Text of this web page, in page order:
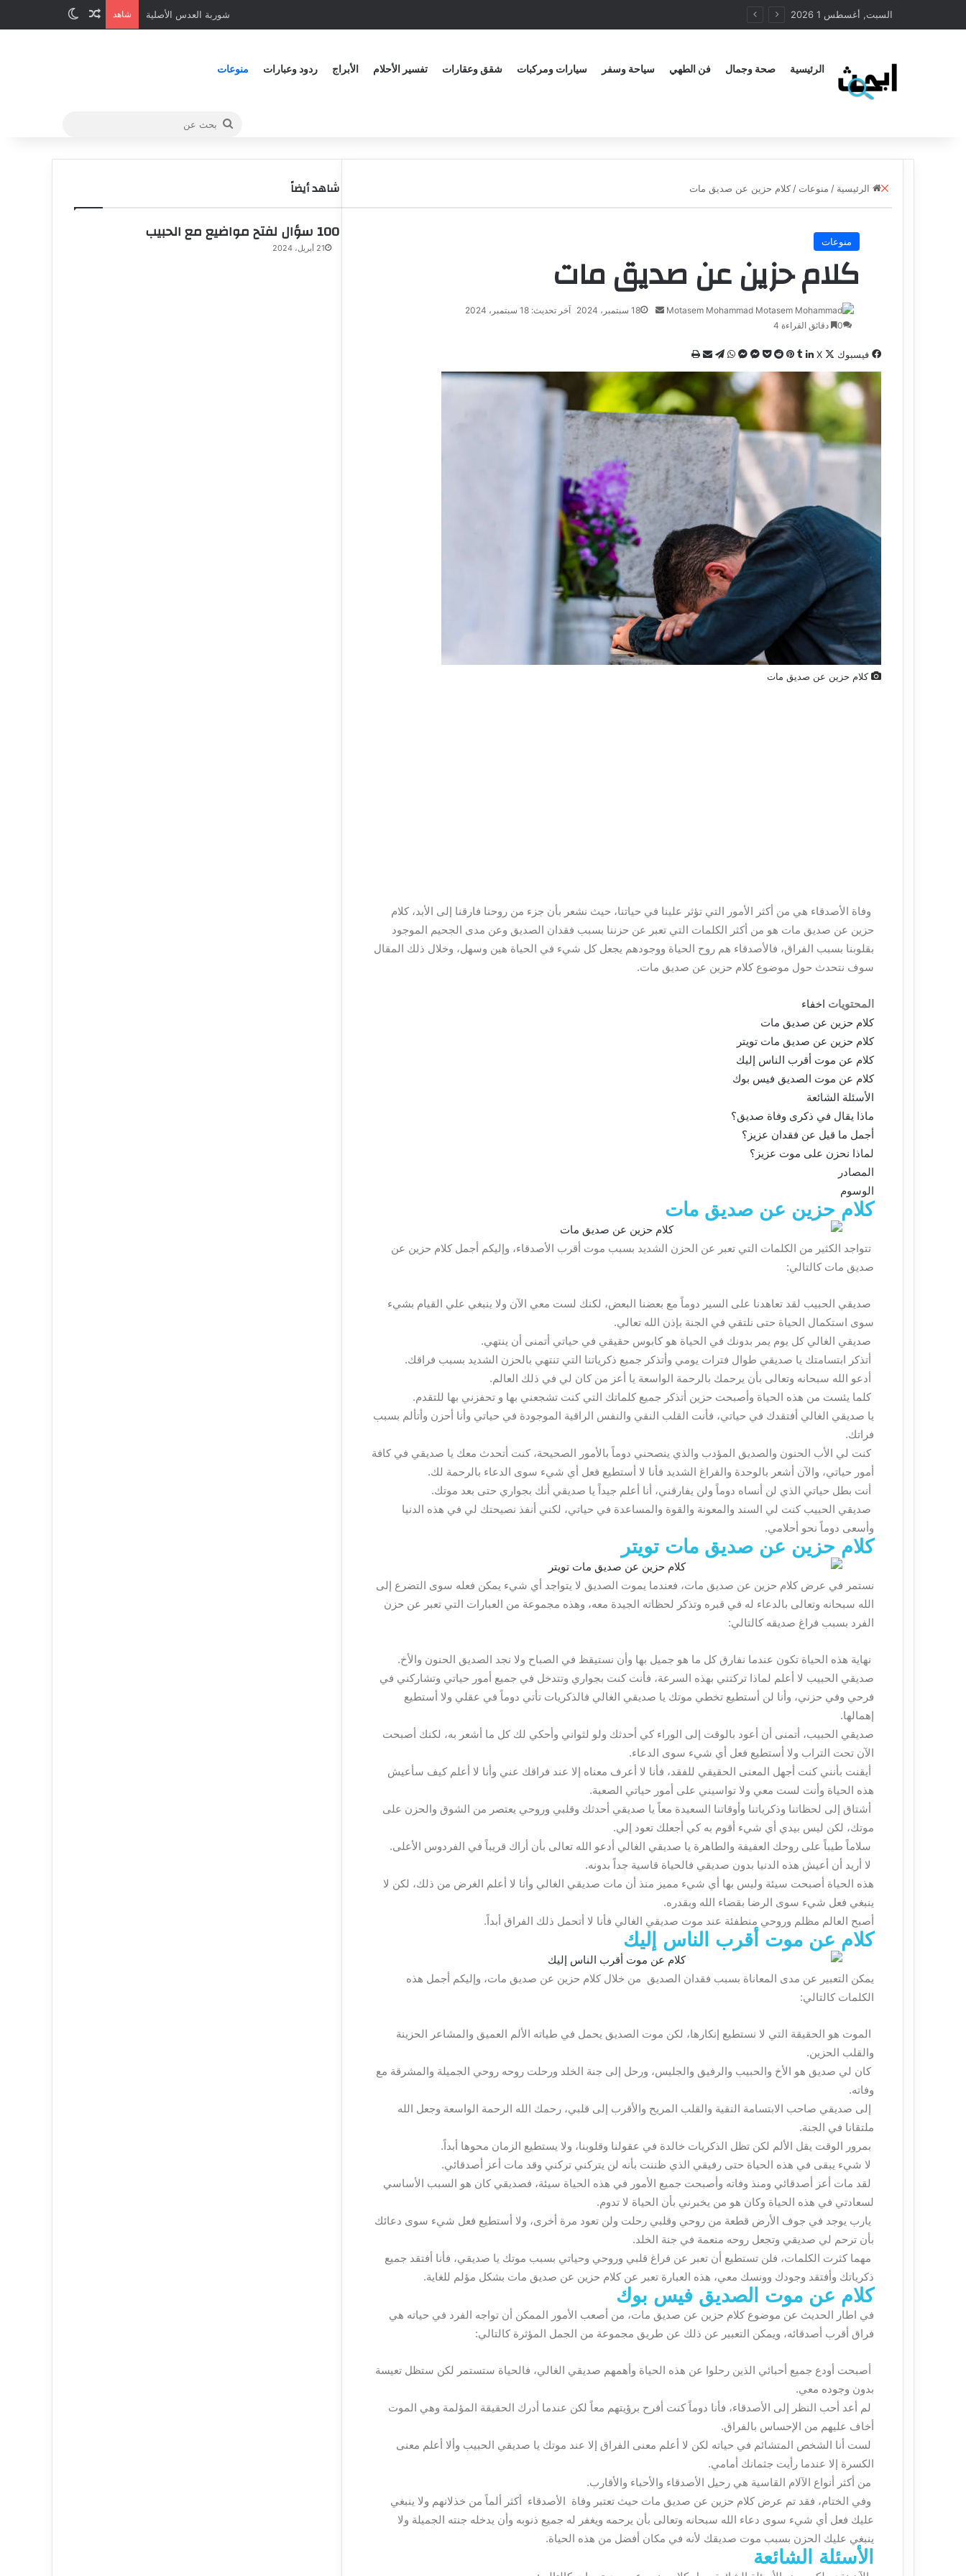
السبت, أغسطس 1 2026 شاهد شوربة العدس الأصلية
الرئيسية صحة وجمال فن الطهي سياحة وسفر سيارات ومركبات شقق وعقارات تفسير الأحلام الأبراج ردود وعبارات منوعات
الرئيسية / منوعات / كلام حزين عن صديق مات
منوعات
كلام حزين عن صديق مات
Motasem Mohammad 18 سبتمبر، 2024
آخر تحديث: 18 سبتمبر، 2024
0
دقائق القراءة 4
فيسبوك X
كلام حزين عن صديق مات
وفاة الأصدقاء هي من أكثر الأمور التي تؤثر علينا في حياتنا، حيث نشعر بأن جزء من روحنا فارقنا إلى الأبد، كلام
حزين عن صديق مات هو من أكثر الكلمات التي تعبر عن حزننا بسبب فقدان الصديق وعن مدى الجحيم الموجود
بقلوبنا بسبب الفراق، فالأصدقاء هم روح الحياة ووجودهم يجعل كل شيء في الحياة هين وسهل، وخلال ذلك المقال
سوف نتحدث حول موضوع كلام حزين عن صديق مات.
المحتويات اخفاء
كلام حزين عن صديق مات
كلام حزين عن صديق مات تويتر
كلام عن موت أقرب الناس إليك
كلام عن موت الصديق فيس بوك
الأسئلة الشائعة
ماذا يقال في ذكرى وفاة صديق؟
أجمل ما قيل عن فقدان عزيز؟
لماذا نحزن على موت عزيز؟
المصادر
الوسوم
كلام حزين عن صديق مات
تتواجد الكثير من الكلمات التي تعبر عن الحزن الشديد بسبب موت أقرب الأصدقاء، وإليكم أجمل كلام حزين عن
صديق مات كالتالي:
صديقي الحبيب لقد تعاهدنا على السير دوماً مع بعضنا البعض، لكنك لست معي الآن ولا ينبغي علي القيام بشيء
سوى استكمال الحياة حتى نلتقي في الجنة بإذن الله تعالي.
صديقي الغالي كل يوم يمر بدونك في الحياة هو كابوس حقيقي في حياتي أتمنى أن ينتهي.
أتذكر ابتسامتك يا صديقي طوال فترات يومي وأتذكر جميع ذكرياتنا التي تنتهي بالحزن الشديد بسبب فراقك.
أدعو الله سبحانه وتعالى بأن يرحمك بالرحمة الواسعة يا أعز من كان لي في ذلك العالم.
كلما يئست من هذه الحياة وأصبحت حزين أتذكر جميع كلماتك التي كنت تشجعني بها و تحفزني بها للتقدم.
يا صديقي الغالي أفتقدك في حياتي، فأنت القلب النقي والنفس الراقية الموجودة في حياتي وأنا أحزن وأتألم بسبب
فراتك.
كنت لي الأب الحنون والصديق المؤدب والذي ينصحني دوماً بالأمور الصحيحة، كنت أتحدث معك يا صديقي في كافة
أمور حياتي، والآن أشعر بالوحدة والفراغ الشديد فأنا لا أستطيع فعل أي شيء سوى الدعاء بالرحمة لك.
أنت بطل حياتي الذي لن أنساه دوماً ولن يفارقني، أنا أعلم جيداً يا صديقي أنك بجواري حتى بعد موتك.
صديقي الحبيب كنت لي السند والمعونة والقوة والمساعدة في حياتي، لكني أنفذ نصيحتك لي في هذه الدنيا
وأسعى دوماً نحو أحلامي.
كلام حزين عن صديق مات تويتر
نستمر في عرض كلام حزين عن صديق مات، فعندما يموت الصديق لا يتواجد أي شيء يمكن فعله سوى التضرع إلى
الله سبحانه وتعالى بالدعاء له في قبره وتذكر لحظاته الجيدة معه، وهذه مجموعة من العبارات التي تعبر عن حزن
الفرد بسبب فراغ صديقه كالتالي:
نهاية هذه الحياة تكون عندما نفارق كل ما هو جميل بها وأن نستيقظ في الصباح ولا نجد الصديق الحنون والأخ.
صديقي الحبيب لا أعلم لماذا تركتني بهذه السرعة، فأنت كنت بجواري وتتدخل في جميع أمور حياتي وتشاركني في
فرحي وفي حزني، وأنا لن أستطيع تخطي موتك يا صديقي الغالي فالذكريات تأتي دوماً في عقلي ولا أستطيع
إهمالها.
صديقي الحبيب، أتمنى أن أعود بالوقت إلى الوراء كي أحدثك ولو لثواني وأحكي لك كل ما أشعر به، لكنك أصبحت
الآن تحت التراب ولا أستطيع فعل أي شيء سوى الدعاء.
أيقنت بأنني كنت أجهل المعنى الحقيقي للفقد، فأنا لا أعرف معناه إلا عند فراقك عني وأنا لا أعلم كيف سأعيش
هذه الحياة وأنت لست معي ولا تواسيني على أمور حياتي الصعبة.
أشتاق إلى لحظاتنا وذكرياتنا وأوقاتنا السعيدة معاً يا صديقي أحدثك وقلبي وروحي يعتصر من الشوق والحزن على
موتك، لكن ليس بيدي أي شيء أقوم به كي أجعلك تعود إلي.
سلاماً طيباً على روحك العفيفة والطاهرة يا صديقي الغالي أدعو الله تعالى بأن أراك قريباً في الفردوس الأعلى.
لا أريد أن أعيش هذه الدنيا بدون صديقي فالحياة قاسية جداً بدونه.
هذه الحياة أصبحت سيئة وليس بها أي شيء مميز منذ أن مات صديقي الغالي وأنا لا أعلم الغرض من ذلك، لكن لا
ينبغي فعل شيء سوى الرضا بقضاء الله وبقدره.
أصبح العالم مظلم وروحي منطفئة عند موت صديقي الغالي فأنا لا أتحمل ذلك الفراق أبداً.
كلام عن موت أقرب الناس إليك
يمكن التعبير عن مدى المعاناة بسبب فقدان الصديق من خلال كلام حزين عن صديق مات، وإليكم أجمل هذه
الكلمات كالتالي:
الموت هو الحقيقة التي لا نستطيع إنكارها، لكن موت الصديق يحمل في طياته الألم العميق والمشاعر الحزينة
والقلب الحزين.
كان لي صديق هو الأخ والحبيب والرفيق والجليس، ورحل إلى جنة الخلد ورحلت روحه روحي الجميلة والمشرقة مع
وفاته.
إلى صديقي صاحب الابتسامة النقية والقلب المريح والأقرب إلى قلبي، رحمك الله الرحمة الواسعة وجعل الله
ملتقانا في الجنة.
بمرور الوقت يقل الألم لكن تظل الذكريات خالدة في عقولنا وقلوبنا، ولا يستطيع الزمان محوها أبداً.
لا شيء يبقى في هذه الحياة حتى رفيقي الذي ظننت بأنه لن يتركني تركني وقد مات أعز أصدقائي.
لقد مات أعز أصدقائي ومنذ وفاته وأصبحت جميع الأمور في هذه الحياة سيئة، فصديقي كان هو السبب الأساسي
لسعادتي في هذه الحياة وكان هو من يخبرني بأن الحياة لا تدوم.
يارب يوجد في جوف الأرض قطعة من روحي وقلبي رحلت ولن تعود مرة أخرى، ولا أستطيع فعل شيء سوى دعائك
بأن ترحم لي صديقي وتجعل روحه منعمة في جنة الخلد.
مهما كثرت الكلمات، فلن تستطيع أن تعبر عن فراغ قلبي وروحي وحياتي بسبب موتك يا صديقي، فأنا أفتقد جميع
ذكرياتك وأفتقد وجودك وونسك معي، هذه العبارة تعبر عن كلام حزين عن صديق مات بشكل مؤلم للغاية.
كلام عن موت الصديق فيس بوك
في اطار الحديث عن موضوع كلام حزين عن صديق مات، من أصعب الأمور الممكن أن تواجه الفرد في حياته هي
فراق أقرب أصدقائه، ويمكن التعبير عن ذلك عن طريق مجموعة من الجمل المؤثرة كالتالي:
أصبحت أودع جميع أحبائي الذين رحلوا عن هذه الحياة وأهمهم صديقي الغالي، فالحياة ستستمر لكن ستظل تعيسة
بدون وجوده معي.
لم أعد أحب النظر إلى الأصدقاء، فأنا دوماً كنت أفرح برؤيتهم معاً لكن عندما أدرك الحقيقة المؤلمة وهي الموت
أخاف عليهم من الإحساس بالفراق.
لست أنا الشخص المتشائم في حياته لكن لا أعلم معنى الفراق إلا عند موتك يا صديقي الحبيب وألا أعلم معنى
الكسرة إلا عندما رأيت جثمانك أمامي.
من أكثر أنواع الآلام القاسية هي رحيل الأصدقاء والأحباء والأقارب.
وفي الختام، فقد تم عرض كلام حزين عن صديق مات حيث تعتبر وفاة الأصدقاء أكثر ألماً من خذلانهم ولا ينبغي
عليك فعل أي شيء سوى دعاء الله سبحانه وتعالى بأن يرحمه ويغفر له جميع ذنوبه وأن يدخله جنته الجميلة ولا
ينبغي عليك الحزن بسبب موت صديقك لأنه في مكان أفضل من هذه الحياة.
الأسئلة الشائعة
شاهد أيضاً
100 سؤال لفتح مواضيع مع الحبيب
21 أبريل، 2024